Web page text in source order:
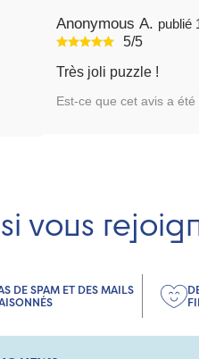
Anonymous A.
5/5
Très joli puzzle !
Est-ce que cet avis a
vous
DE SPAM ET DES MAILS